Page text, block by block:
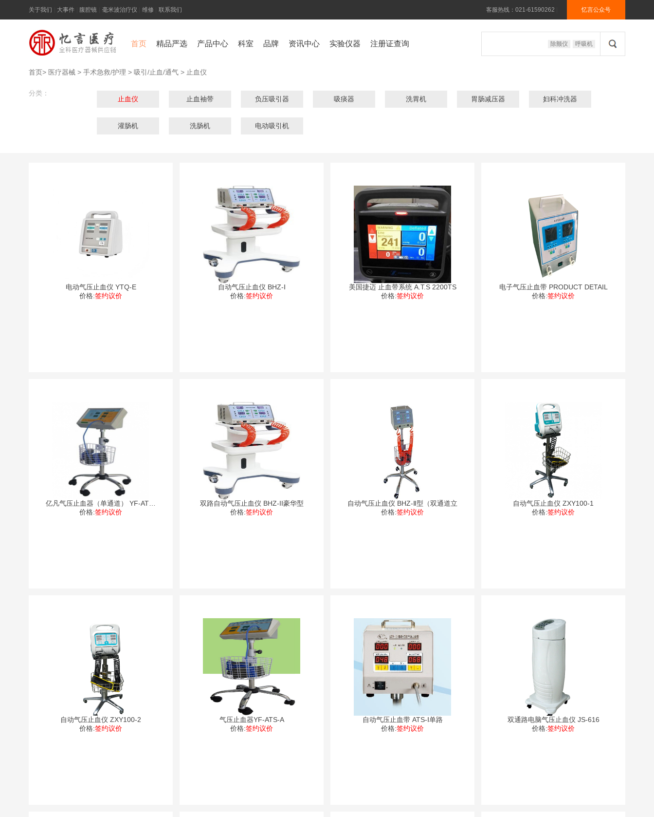
关于我们 大事件 腹腔镜 毫米波治疗仪 维修 联系我们 客服热线：021-61590262 忆言公众号
首页 精品严选 产品中心 科室 品牌 资讯中心 实验仪器 注册证查询 除颤仪 呼吸机
首页> 医疗器械 > 手术急救/护理 > 吸引/止血/通气 > 止血仪
分类：
止血仪 止血袖带 负压吸引器 吸痰器 洗胃机 胃肠减压器 妇科冲洗器
灌肠机 洗肠机 电动吸引机
电动气压止血仪 YTQ-E
价格:签约议价
自动气压止血仪 BHZ-Ⅰ
价格:签约议价
美国捷迈 止血带系统 A.T.S 2200TS
价格:签约议价
电子气压止血带 PRODUCT DETAIL
价格:签约议价
亿凡气压止血器（单通道） YF-ATS-
D
价格:签约议价
双路自动气压止血仪 BHZ-II豪华型
价格:签约议价
自动气压止血仪 BHZ-Ⅱ型（双通道立
价格:签约议价
自动气压止血仪 ZXY100-1
价格:签约议价
自动气压止血仪 ZXY100-2
价格:签约议价
气压止血器YF-ATS-A
价格:签约议价
自动气压止血带 ATS-Ⅰ单路
价格:签约议价
双通路电脑气压止血仪 JS-616
价格:签约议价